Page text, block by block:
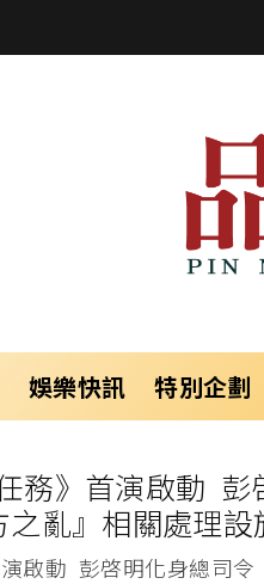
娛樂快訊 特別企劃
務》首演啟動
亂』相關處理
啟動 彭啓明化身總司